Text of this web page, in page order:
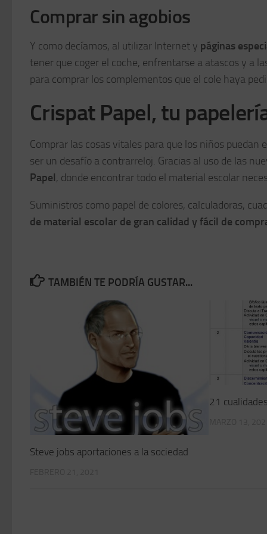
Comprar sin agobios
Y como decíamos, al utilizar Internet y páginas
tener que coger el coche, enfrentarse a atascos y a
para comprar los complementos que el cole haya
Crispat Papel, tu
Comprar las cosas vitales para que los niños
ser un desafío a contrarreloj. Gracias al uso de las
Papel, donde encontrar todo el material escolar
Suministros como papel de colores, calculadoras,
de material escolar de gran calidad y fácil de
TAMBIÉN TE PODRÍA GUSTAR...
Steve jobs aportaciones a la sociedad
21